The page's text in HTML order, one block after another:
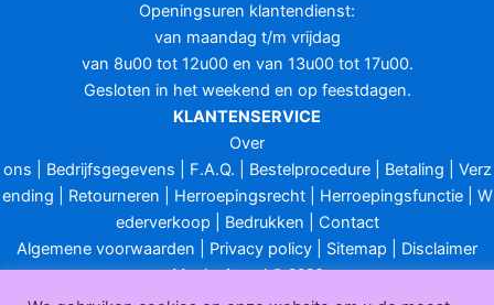
Openingsuren klantendienst:
van maandag t/m vrijdag
van 8u00 tot 12u00 en van 13u00 tot 17u00.
Gesloten in het weekend en op feestdagen.
KLANTENSERVICE
Over
ons
Bedrijfsgegevens F.A.Q. Bestelprocedure| Betaling
Verz
ending
Retourneren Herroepingsrecht| Herroepingsfunctie| W
ederverkoop
Bedrukken
Contact
Algemene voorwaarden
Privacy policy Sitemap Disclaimer
Maxisafety.nl © 2026